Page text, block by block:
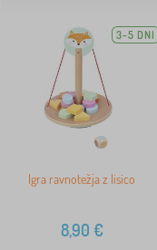
3-5 DNI
Igra ravnotežja z lisico
8,90 €